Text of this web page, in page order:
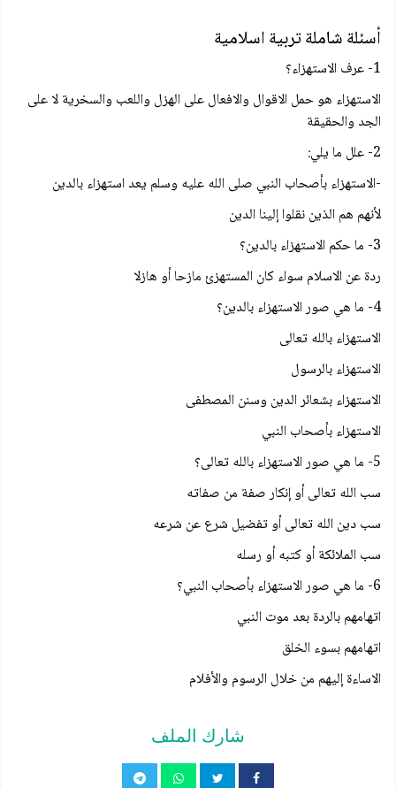
أسئلة شاملة تربية اسلامية
1- عرف الاستهزاء؟
الاستهزاء هو حمل الاقوال والافعال على الهزل واللعب والسخرية لا على
الجد والحقيقة
2- علل ما يلي:
-الاستهزاء بأصحاب النبي صلى الله عليه وسلم يعد استهزاء بالدين
لأنهم هم الذين نقلوا إلينا الدين
3- ما حكم الاستهزاء بالدين؟
ردة عن الاسلام سواء كان المستهزئ مازحا أو هازلا
4- ما هي صور الاستهزاء بالدين؟
الاستهزاء بالله تعالى
الاستهزاء بالرسول
الاستهزاء بشعائر الدين وسنن المصطفى
الاستهزاء بأصحاب النبي
5- ما هي صور الاستهزاء بالله تعالى؟
سب الله تعالى أو إنكار صفة من صفاته
سب دين الله تعالى أو تفضيل شرع عن شرعه
سب الملائكة أو كتبه أو رسله
6- ما هي صور الاستهزاء بأصحاب النبي؟
اتهامهم بالردة بعد موت النبي
اتهامهم بسوء الخلق
الاساءة إليهم من خلال الرسوم والأفلام
شارك الملف